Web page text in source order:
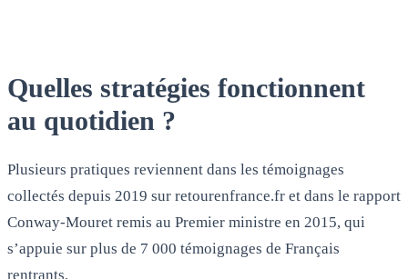
Quelles stratégies fonctionnent
au quotidien ?
Plusieurs pratiques reviennent dans les témoignages
collectés depuis 2019 sur retourenfrance.fr et dans le rapport
Conway-Mouret remis au Premier ministre en 2015, qui
s’appuie sur plus de 7 000 témoignages de Français
rentrants.